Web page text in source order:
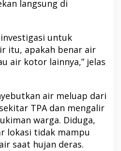
langsung di
untuk
itu, apakah benar air
air kotor lainnya,” jelas
air meluap dari
TPA dan mengalir
warga. Diduga,
lokasi tidak mampu
saat hujan deras.